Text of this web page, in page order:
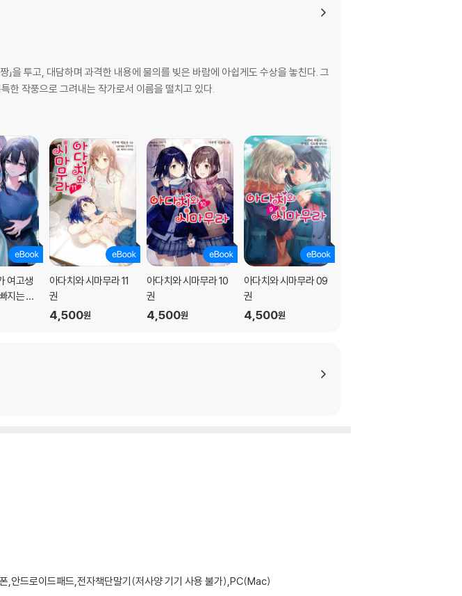
을 투고, 대담하며 과격한 내용에 물의를 빚은 바람에 아쉽게도 수상을 놓친다. 그
한 작풍으로 그려내는 작가로서 이름을 떨치고 있다.
여고생
지는 이
아다치와 시마무라 11
권
4,500원
아다치와 시마무라 10
권
4,500원
아다치와 시마무라 09
권
4,500원
안드로이드패드,전자책단말기(저사양 기기 사용 불가),PC(Mac)